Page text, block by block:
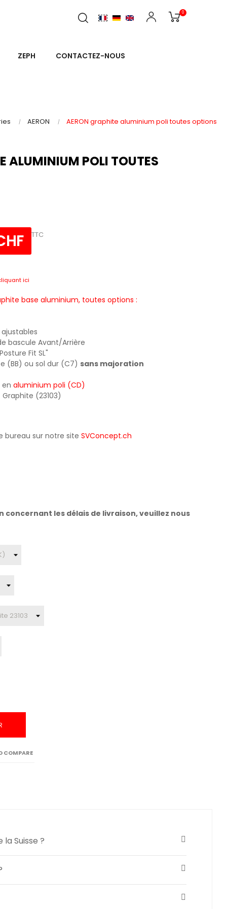
0
ZEPH CONTACTEZ-NOUS
AERON AERON graphite aluminium poli toutes options
ALUMINIUM POLI TOUTES
TTC
ici
base aluminium, toutes options :
bascule Avant/Arrière
Fit SL"
(BB) ou sol dur (C7) sans majoration
aluminium poli (CD)
(23103)
bureau sur notre site SVConcept.ch
les délais de livraison, veuillez nous
COMPARE
Suisse ?